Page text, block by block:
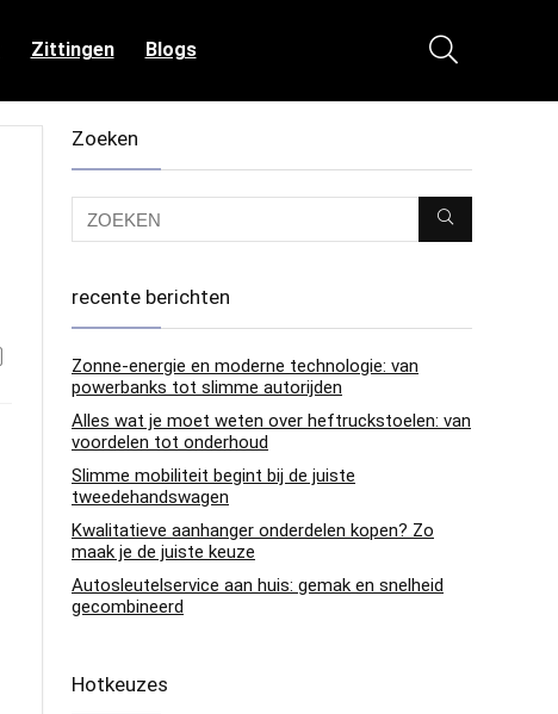
Zittingen Blogs
Zoeken
recente berichten
Zonne-energie en moderne technologie: van
powerbanks tot slimme autorijden
Alles wat je moet weten over heftruckstoelen: van
voordelen tot onderhoud
Slimme mobiliteit begint bij de juiste
tweedehandswagen
Kwalitatieve aanhanger onderdelen kopen? Zo
maak je de juiste keuze
Autosleutelservice aan huis: gemak en snelheid
gecombineerd
Hotkeuzes